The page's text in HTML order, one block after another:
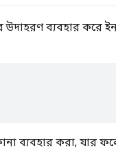
ব্যবহার করে
ব্যবহার করা, যার